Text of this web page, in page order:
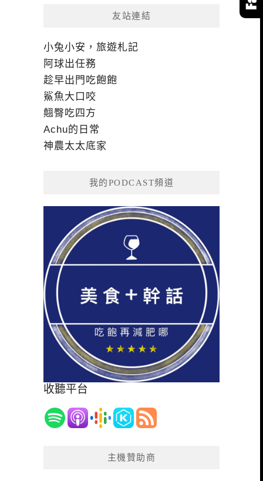
友站連結
小兔小安，旅遊札記
阿球出任務
趁早出門吃飽飽
鯊魚大口咬
翹臀吃四方
Achu的日常
神農太太底家
我的PODCAST頻道
收聽平台
主機贊助商